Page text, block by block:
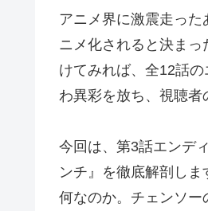
アニメ界に激震走っ
ニメ化されると決ま
けてみれば、全12話
わ異彩を放ち、視聴
今回は、第3話エンデ
ンチ』を徹底解剖し
何なのか。チェンソー